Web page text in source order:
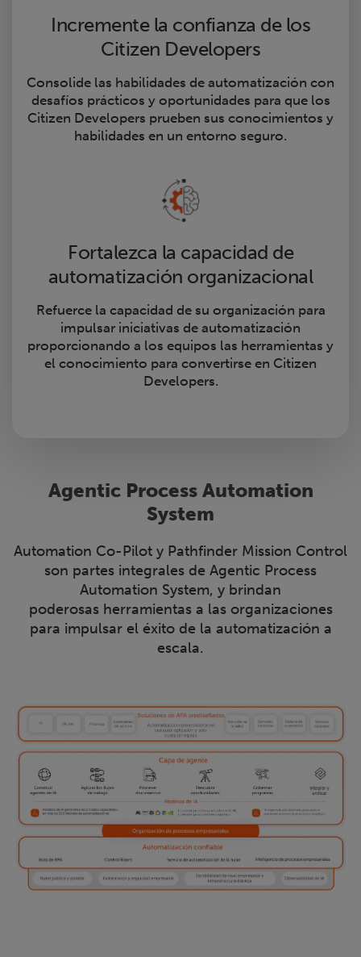
Incremente la confianza de los
Citizen Developers
Consolide las habilidades de automatización con
desafíos prácticos y oportunidades para que los
Citizen Developers prueben sus conocimientos y
habilidades en un entorno seguro.
Fortalezca la capacidad de
automatización organizacional
Refuerce la capacidad de su organización para
impulsar iniciativas de automatización
proporcionando a los equipos las herramientas y
el conocimiento para convertirse en Citizen
Developers.
Agentic Process Automation
System
Automation Co-Pilot y Pathfinder Mission Control
son partes integrales de Agentic Process
Automation System, y brindan
poderosas herramientas a las organizaciones
para impulsar el éxito de la automatización a
escala.